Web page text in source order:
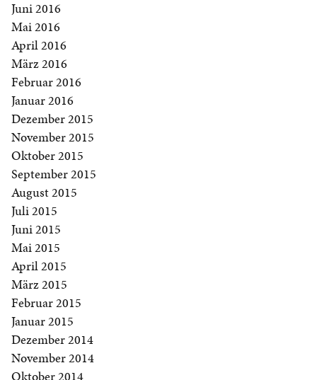
Juni 2016
Mai 2016
April 2016
März 2016
Februar 2016
Januar 2016
Dezember 2015
November 2015
Oktober 2015
September 2015
August 2015
Juli 2015
Juni 2015
Mai 2015
April 2015
März 2015
Februar 2015
Januar 2015
Dezember 2014
November 2014
Oktober 2014